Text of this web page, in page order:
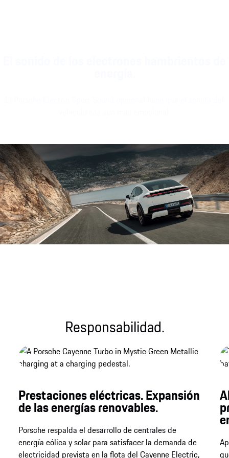
Responsabilidad.
Prestaciones eléctricas. Expansión
de las energías renovables.
Porsche respalda el desarrollo de centrales de
energía eólica y solar para satisfacer la demanda de
electricidad prevista en la flota del Cayenne Electric,